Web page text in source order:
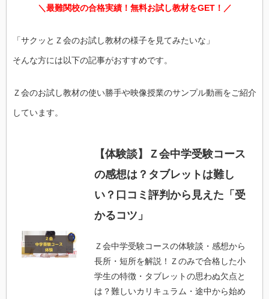
＼最難関校の合格実績！無料お試し教材をGET！／
「サクッとＺ会のお試し教材の様子を見てみたいな」
そんな方には以下の記事がおすすめです。
Ｚ会のお試し教材の使い勝手や映像授業のサンプル動画をご紹介
しています。
【体験談】Ｚ会中学受験コース
の感想は？タブレットは難し
い？口コミ評判から見えた「受
かるコツ」
Ｚ会中学受験コースの体験談・感想から
長所・短所を解説！Ｚのみで合格した小
学生の特徴・タブレットの思わぬ欠点と
は？難しいカリキュラム・途中から始め